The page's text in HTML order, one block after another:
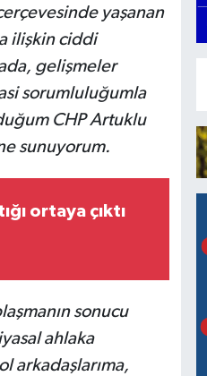
yaşanan
ilişkin ciddi
gelişmeler
sorumluluğumla
CHP Artuklu
sunuyorum.
ortaya çıktı
sonucu
ahlaka
arkadaşlarıma,